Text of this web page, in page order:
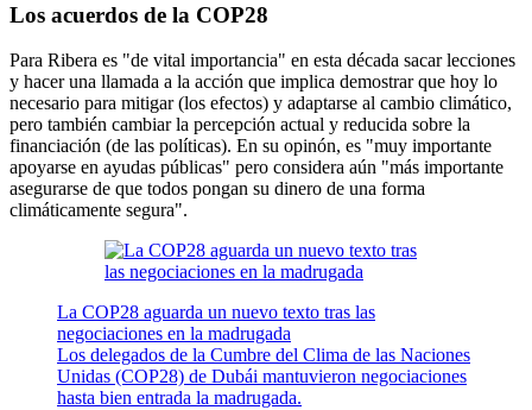
Los acuerdos de la COP28
Para Ribera es "de vital importancia" en esta década sacar lecciones
y hacer una llamada a la acción que implica demostrar que hoy lo
necesario para mitigar (los efectos) y adaptarse al cambio climático,
pero también cambiar la percepción actual y reducida sobre la
financiación (de las políticas). En su opinón, es "muy importante
apoyarse en ayudas públicas" pero considera aún "más importante
asegurarse de que todos pongan su dinero de una forma
climáticamente segura".
La COP28 aguarda un nuevo texto tras las
negociaciones en la madrugada
Los delegados de la Cumbre del Clima de las Naciones
Unidas (COP28) de Dubái mantuvieron negociaciones
hasta bien entrada la madrugada.